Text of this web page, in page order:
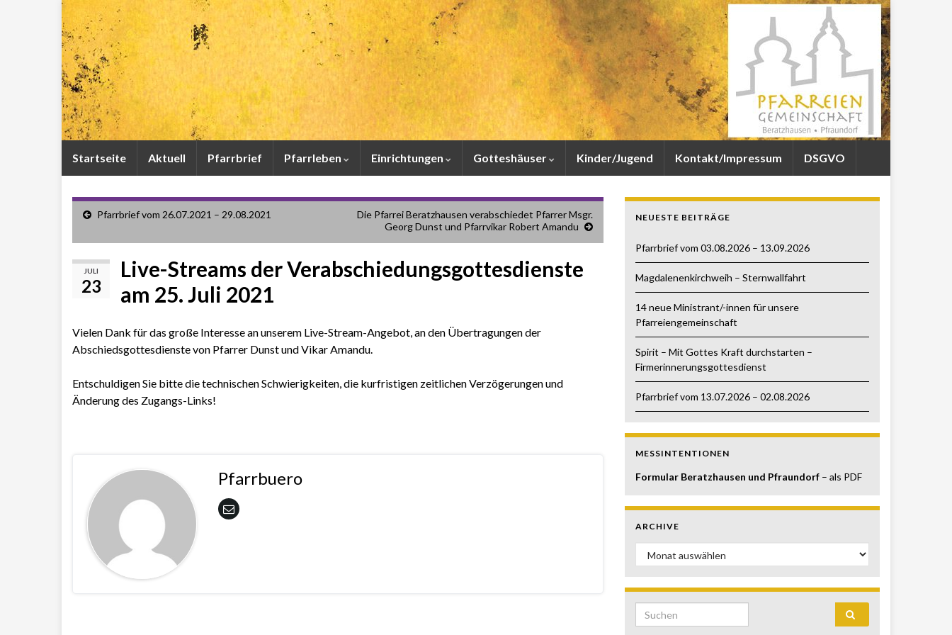
Startseite Aktuell Pfarrbrief Pfarrleben Einrichtungen Gotteshäuser Kinder/Jugend Kontakt/Impressum DSGVO
Pfarrbrief vom 26.07.2021 – 29.08.2021
Die Pfarrei Beratzhausen verabschiedet Pfarrer Msgr.
Georg Dunst und Pfarrvikar Robert Amandu
JULI
23
Live-Streams der Verabschiedungsgottesdienste
am 25. Juli 2021
Vielen Dank für das große Interesse an unserem Live-Stream-Angebot, an den Übertragungen der
Abschiedsgottesdienste von Pfarrer Dunst und Vikar Amandu.
Entschuldigen Sie bitte die technischen Schwierigkeiten, die kurfristigen zeitlichen Verzögerungen und
Änderung des Zugangs-Links!
Pfarrbuero
NEUESTE BEITRÄGE
Pfarrbrief vom 03.08.2026 – 13.09.2026
Magdalenenkirchweih – Sternwallfahrt
14 neue Ministrant/-innen für unsere
Pfarreiengemeinschaft
Spirit – Mit Gottes Kraft durchstarten –
Firmerinnerungsgottesdienst
Pfarrbrief vom 13.07.2026 – 02.08.2026
MESSINTENTIONEN
Formular Beratzhausen und Pfraundorf – als PDF
ARCHIVE
Archive
Search for: